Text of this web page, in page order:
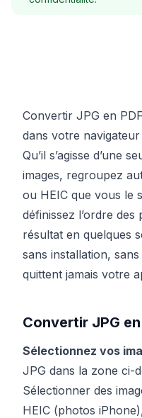
Convertir JPG en
dans votre
Qu’il s’agisse d’une
images, regroupez
ou HEIC que vous le
définissez l’ordre
résultat en quelques
sans installation,
quittent jamais votre
Convertir JPG
Sélectionnez vos
JPG dans la zone ci-
Sélectionner des
HEIC (photos